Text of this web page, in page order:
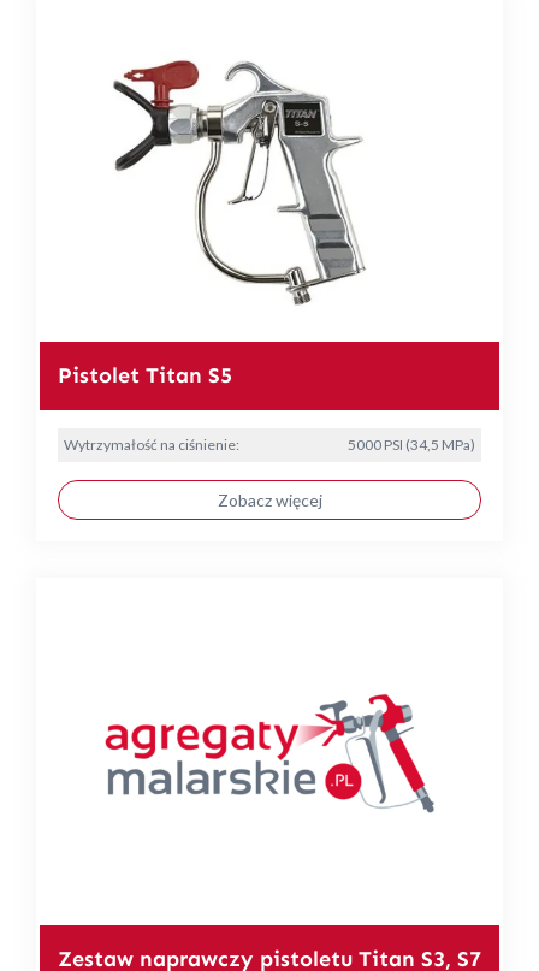
Pistolet Titan S5
Wytrzymałość na ciśnienie: 5000 PSI (34,5 MPa)
Zobacz więcej
Zestaw naprawczy pistoletu Titan S3, S7